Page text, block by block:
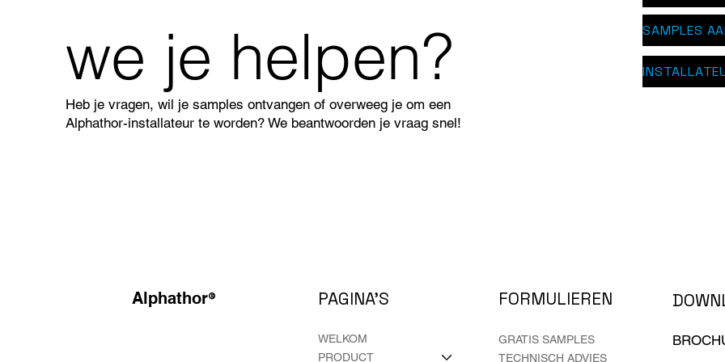
we je helpen?
Heb je vragen, wil je samples ontvangen of overweeg je om een
Alphathor-installateur te worden? We beantwoorden je vraag snel!
SAMPLES
Alphathor® PAGINA'S
WELKOM
PRODUCT
FORMULIEREN
GRATIS SAMPLES
TECHNISCH ADVIES